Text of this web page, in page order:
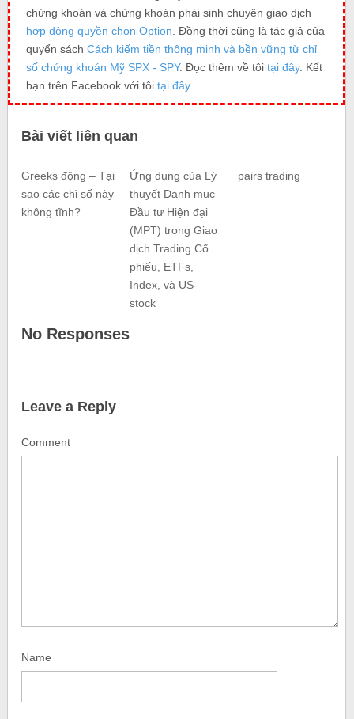
chứng khoán và chứng khoán phái sinh chuyên giao dịch
hợp động quyền chọn Option . Đồng thời cũng là tác giả của
quyển sách Cách kiếm tiền thông minh và bền vững từ chỉ
số chứng khoán Mỹ SPX - SPY. Đọc thêm về tôi tại đây. Kết
bạn trên Facebook với tôi tại đây.
Bài viết liên quan
Greeks động – Tại
sao các chỉ số này
không tĩnh?
Ứng dụng của Lý
thuyết Danh mục
Đầu tư Hiện đại
(MPT) trong Giao
dịch Trading Cổ
phiếu, ETFs,
Index, và US-
stock
pairs trading
No Responses
Leave a Reply
Comment
Name